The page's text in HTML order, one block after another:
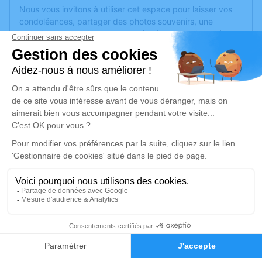
Faire-part Hommages
Nous vous invitons à utiliser cet espace pour laisser vos
condoléances, partager des photos souvenirs, une
anecdote ou exprimer vos pensées à travers des poèmes
ou des textes. Cet endroit est un lieu d'expression dédié à
honorer la mémoire d’Isabelle CAMUSET.
Je rends hommage
Cérémonie religieuse
mardi 31 août 2021 à 14h30
Église de Barges
Déroulé des obsèques